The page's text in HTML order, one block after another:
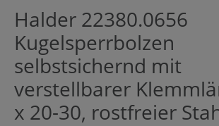
Halder 22380.0656
Kugelsperrbolzen
selbstsichernd mit
verstellbarer
x 20-30, rostfreier